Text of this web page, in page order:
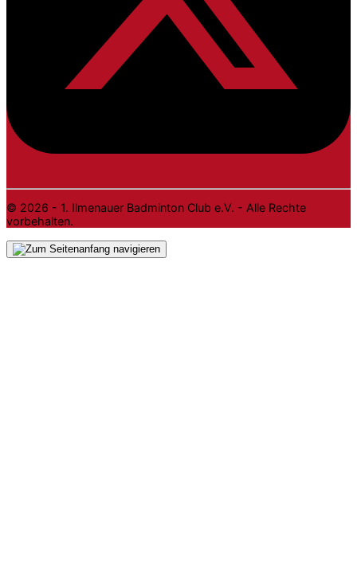
© 2026 - 1. Ilmenauer Badminton Club e.V. - Alle Rechte
vorbehalten.